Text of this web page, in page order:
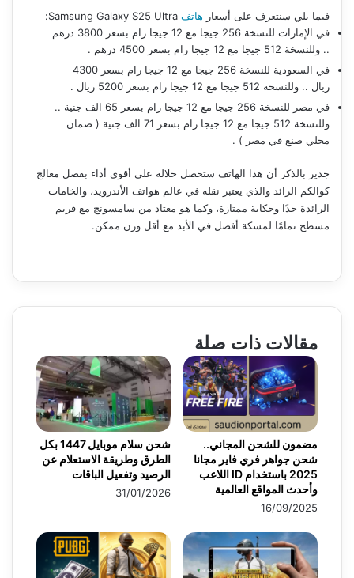
فيما يلي سنتعرف على أسعار هاتف
في الإمارات للنسخة 256 جيجا مع 12 جيجا رام بسعر 3800 درهم
.. وللنسخة 512 جيجا مع 12 جيجا رام بسعر 4500 درهم .
في السعودية للنسخة 256 جيجا مع 12 جيجا رام بسعر 4300
ريال .. وللنسخة 512 جيجا مع 12 جيجا رام بسعر 5200 ريال .
في مصر للنسخة 256 جيجا مع 12 جيجا رام بسعر 65 الف جنية ..
وللنسخة 512 جيجا مع 12 جيجا رام بسعر 71 الف جنية ( ضمان
محلي صنع في مصر ) .
جدير بالذكر أن هذا الهاتف ستحصل خلاله على أقوى أداء بفضل معالج
كوالكم الرائد والذي يعتبر نقله في عالم هواتف الأندرويد، والخامات
الرائدة جدًا وحكاية ممتازة، وكما هو معتاد من سامسونج مع فريم
مسطح تمامًا لمسكة أفضل في الأبد مع أقل وزن ممكن.
مقالات ذات صلة
شحن سلام موبايل 1447 بكل
الطرق وطريقة الاستعلام عن
الرصيد وتفعيل الباقات
31/01/2026
مضمون للشحن المجاني..
شحن جواهر فري فاير مجانا
2025 باستخدام ID اللاعب
وأحدث المواقع العالمية
16/09/2025